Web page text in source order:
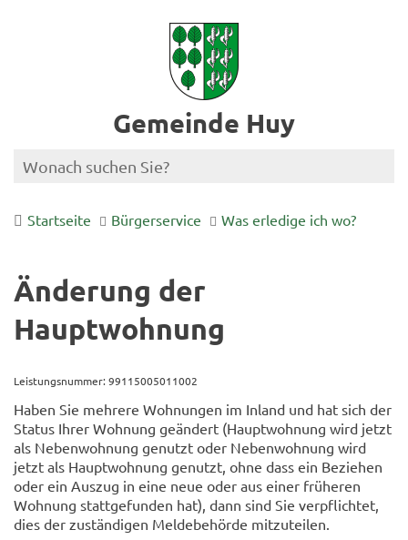
Gemeinde Huy
Startseite Bürgerservice Was erledige ich wo?
Änderung der
Hauptwohnung
Leistungsnummer: 99115005011002
Haben Sie mehrere Wohnungen im Inland und hat sich der
Status Ihrer Wohnung geändert (Hauptwohnung wird jetzt
als Nebenwohnung genutzt oder Nebenwohnung wird
jetzt als Hauptwohnung genutzt, ohne dass ein Beziehen
oder ein Auszug in eine neue oder aus einer früheren
Wohnung stattgefunden hat), dann sind Sie verpflichtet,
dies der zuständigen Meldebehörde mitzuteilen.